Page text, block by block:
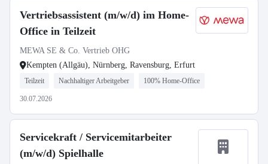
Vertriebsassistent (m/w/d) im Home-
Office in Teilzeit
MEWA SE & Co. Vertrieb OHG
Kempten (Allgäu), Nürnberg, Ravensburg, Erfurt
Teilzeit Nachhaltiger Arbeitgeber 100% Home-Office
30.07.2026
Servicekraft / Servicemitarbeiter
(m/w/d) Spielhalle